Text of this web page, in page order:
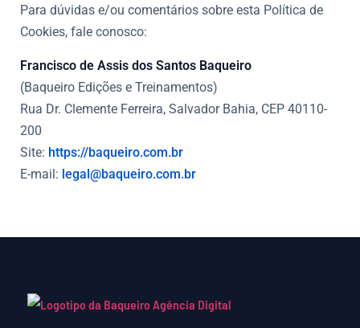
Para dúvidas e/ou comentários sobre esta Política de
Cookies, fale conosco:
Francisco de Assis dos Santos Baqueiro
(Baqueiro Edições e Treinamentos)
Rua Dr. Clemente Ferreira, Salvador Bahia, CEP 40110-
200
Site: https://baqueiro.com.br
E-mail: legal@baqueiro.com.br